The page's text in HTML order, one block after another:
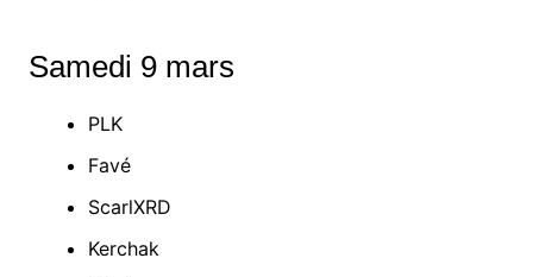
Samedi 9 mars
PLK
Favé
ScarlXRD
Kerchak